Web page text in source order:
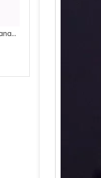
Sian 20lbs Tangki Kontrol Tekanan Keselamatan LPG OPD Valves